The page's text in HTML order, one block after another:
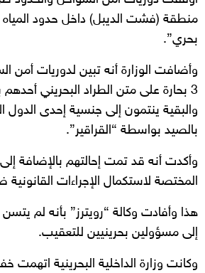
بحري”.
وأضافت الوزارة أنه تبين لدوريات أمن
3 بحارة على متن الطراد البحريني
والبقية ينتمون إلى جنسية إحدى الدول
بالصيد بواسطة “القراقير”.
وأكدت أنه قد تمت إحالتهم بالإضافة
المختصة لاستكمال الإجراءات
هذا وأفادت وكالة “رويترز” بأنه لم
إلى مسؤولين بحرينيين للتعقيب.
وكانت وزارة الداخلية البحرينية اتهمت